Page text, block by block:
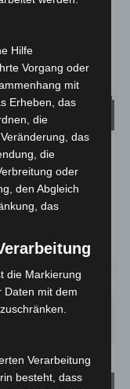
15°
44%
MI.
Hilfe
Vorgang oder
mit
Erheben, das
die
das
die
oder
den Abgleich
das
die Markierung
Daten mit dem
Verarbeitung
besteht, dass